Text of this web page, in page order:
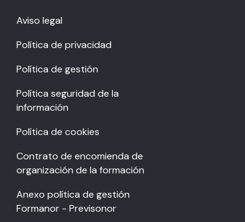
Aviso legal
Política de privacidad
Política de gestión
Política seguridad de la
información
Política de cookies
Contrato de encomienda de
organización de la formación
Anexo política de gestión
Formanor - Previsonor